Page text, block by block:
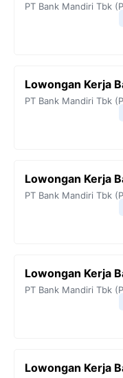
PT Bank Mandiri Tbk
Lowongan Kerja
PT Bank Mandiri Tbk
Lowongan Kerja
PT Bank Mandiri Tbk
Lowongan Kerja
PT Bank Mandiri Tbk
Lowongan Kerja